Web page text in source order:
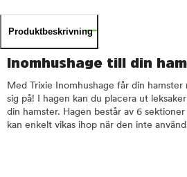
Produktbeskrivning
Inomhushage till din
Med Trixie Inomhushage får din
sig på! I hagen kan du placera ut
din hamster. Hagen består av 6
kan enkelt vikas ihop när den inte